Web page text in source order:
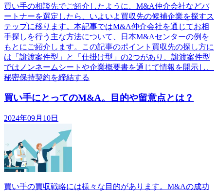
買い手の相談先でご紹介したように、M&A仲介会社などパ
ートナーを選定したら、いよいよ買収先の候補企業を探すス
テップに移ります。本記事ではM&A仲介会社を通じてお相
手探しを行う主な方法について、日本M&Aセンターの例を
もとにご紹介します。この記事のポイント買収先の探し方に
は「譲渡案件型」と「仕掛け型」の2つがあり、譲渡案件型
ではノンネームシートや企業概要書を通じて情報を開示し、
秘密保持契約を締結する
買い手にとってのM&A。目的や留意点とは？
2024年09月10日
買い手の買収戦略には様々な目的があります。M&Aの成功